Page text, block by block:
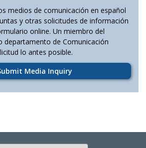
medios de comunicación en español
y otras solicitudes de información
online. Un miembro del
departamento de Comunicación
lo antes posible.
Media Inquiry